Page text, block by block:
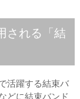
される「結
活躍する結束バ
どに結束バンド